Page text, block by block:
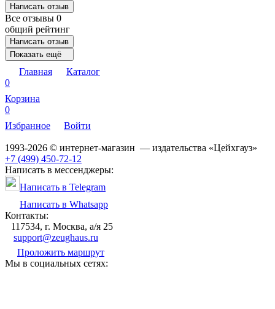
Написать отзыв
Все отзывы 0
общий рейтинг
Написать отзыв
Показать ещё
Главная
Каталог
0
Корзина
0
Избранное
Войти
1993-2026 © интернет-магазин — издательства «Цейхгауз»
+7 (499) 450-72-12
Написать в мессенджеры:
Написать в Telegram
Написать в Whatsapp
Контакты:
117534, г. Москва, а/я 25
support@zeughaus.ru
Проложить маршрут
Мы в социальных сетях: